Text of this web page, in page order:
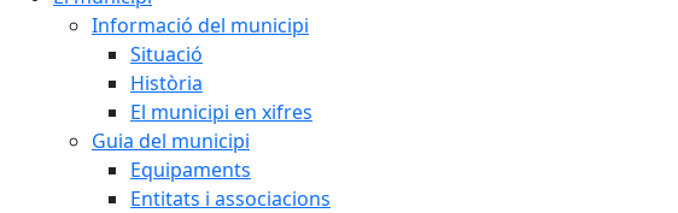
Informació del municipi
Situació
Història
El municipi en xifres
Guia del municipi
Equipaments
Entitats i associacions